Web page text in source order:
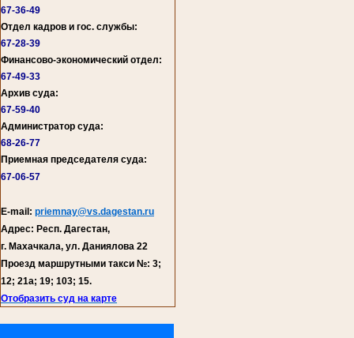
67-36-49
Отдел кадров и гос. службы:
67-28-39
Финансово-экономический отдел:
67-49-33
Архив суда:
67-59-40
Администратор суда:
68-26-77
Приемная председателя суда:
67-06-57
E-mail: priemnay@vs.dagestan.ru
Адрес: Респ. Дагестан,
г. Махачкала, ул. Даниялова 22
Проезд маршрутными такси №: 3;
12; 21а; 19; 103; 15.
Отобразить суд на карте